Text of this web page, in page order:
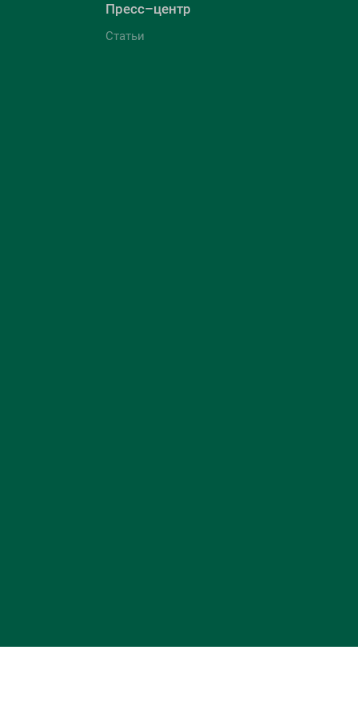
Пресс–центр
Статьи